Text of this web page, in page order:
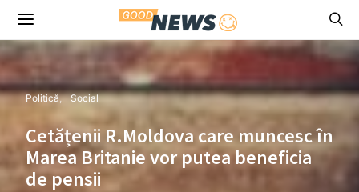
Politică Social
Cetățenii R.Moldova care muncesc în
Marea Britanie vor putea beneficia
de pensii